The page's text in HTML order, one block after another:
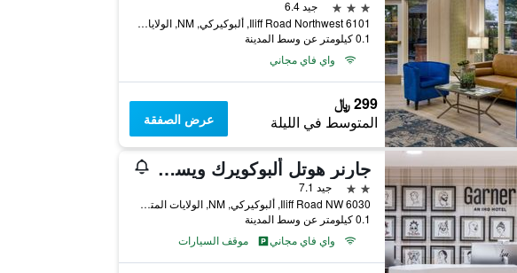
3 نجوم
جيد 6.4
6101 Iliff Road Northwest, ألبوكيركي, NM, الولايات المتحدة الأميريكية
0.1 كيلومتر عن وسط المدينة
واي فاي مجاني
299 ﷼
المتوسط في الليلة عرض الصفقة
جارنر هوتل ألبوكويرك ويست باي آيتش جي
2 نجمتين
جيد 7.1
6030 Iliff Road NW, ألبوكيركي, NM, الولايات المتحدة الأميريكية
0.1 كيلومتر عن وسط المدينة
واي فاي مجاني
موقف السيارات